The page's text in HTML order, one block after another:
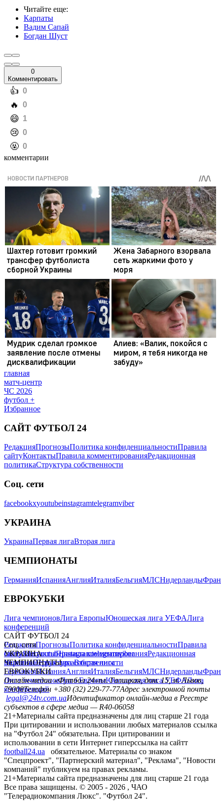
Читайте еще:
Карпаты
Вадим Сапай
Богдан Шуст
0
Комментировать
️👍 0
️🔥 0
️😄 1
️😢 0
️🤬 0
комментарии
главная
матч-центр
ЧС 2026
футбол +
Избранное
САЙТ ФУТБОЛ 24
РедакцияПрогнозыПолитика конфиденциальностиПравила
сайтуКонтактыПравила комментированияРедакционная
политикаСтруктура собственности
Соц. сети
facebookxyoutubeinstagramtelegramviber
УКРАИНА
УкраинаПервая лигаВторая лига
ЧЕМПИОНАТЫ
ГерманияИспанияАнглияИталияБельгияМЛСНидерланды
ЕВРОКУБКИ
Лига чемпионовЛига ЕвропыЮношеская лига УЕФАЛига
конференций
САЙТ ФУТБОЛ 24
РедакцияПрогнозыПолитика конфиденциальностиПравила
сайтуКонтактыПравила комментированияРедакционная
политикаСтруктура собственности
Соц. сети
facebookxyoutubeinstagramtelegramviber
УКРАИНА
УкраинаПервая лигаВторая лига
ЧЕМПИОНАТЫ
ГерманияИспанияАнглияИталияБельгияМЛСНидерланды
ЕВРОКУБКИ
Лига чемпионовЛига ЕвропыЮношеская лига УЕФАЛига
конференций
Онлайн-медиа «Футбол 24»пл. Галицкая, дом. 15, м. Львов,
79008Телефон +380 (32) 229-77-77Адрес электронной почты
legal@24tv.com.uaИдентификатор онлайн-медиа в Реестре
субъектов в сфере медиа — R40-06058
21+Материалы сайта предназначены для лиц старше 21 года
При цитировании и использовании любых материалов ссылка
на "Футбол 24" обязательна. При цитировании и
использовании в сети Интернет гиперссылка на сайтт
football24.ua
обязательное. Материалы со знаком
"Спецпроект", "Партнерский материал", "Реклама", "Новости
компаний" публикуем на правах рекламы.
21+Материалы сайта предназначены для лиц старше 21 года
Все права защищены. © 2005 - 2026 , ЧАО
"Телерадиокомпания Люкс". "Футбол 24".